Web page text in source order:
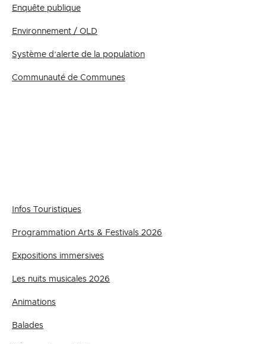
Enquête publique
Environnement / OLD
Système d’alerte de la population
Communauté de Communes
Infos Touristiques
Programmation Arts & Festivals 2026
Expositions immersives
Les nuits musicales 2026
Animations
Balades